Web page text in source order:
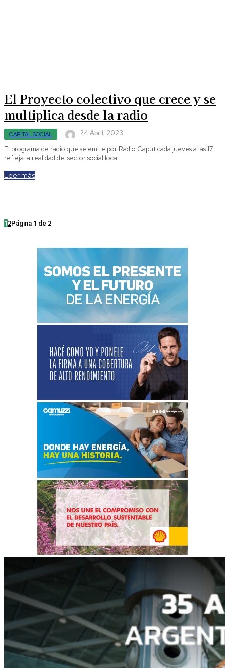
El Proyecto colectivo que crece y se
multiplica desde la radio
CAPITAL SOCIAL
24 Abril, 2023
El programa de radio que se emite por Radio Caput cada jueves a las 17,
refleja la realidad del sector social local
Leer más
12Página 1 de 2